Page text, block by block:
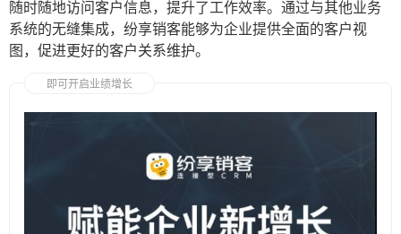
随时随地访问客户信息，提升了工作效率。通过与其他业务
系统的无缝集成，纷享销客能够为企业提供全面的客户视
图，促进更好的客户关系维护。
即可开启业绩增长